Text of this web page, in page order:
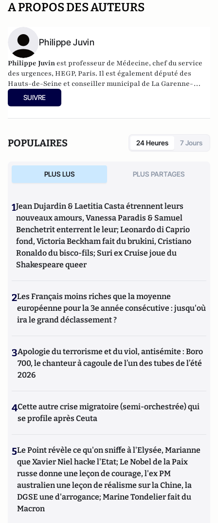
A PROPOS DES AUTEURS
Philippe Juvin
Philippe Juvin est professeur de Médecine, chef du service
des urgences, HEGP, Paris. Il est également député des
Hauts-de-Seine et conseiller municipal de La Garenne-
Colombes.
SUIVRE
POPULAIRES 24 Heures 7 Jours
PLUS LUS PLUS PARTAGES
1Jean Dujardin & Laetitia Casta étrennent leurs
nouveaux amours, Vanessa Paradis & Samuel
Benchetrit enterrent le leur; Leonardo di Caprio
fond, Victoria Beckham fait du brukini, Cristiano
Ronaldo du bisco-fils; Suri ex Cruise joue du
Shakespeare queer
2Les Français moins riches que la moyenne
européenne pour la 3e année consécutive : jusqu'où
ira le grand déclassement ?
3Apologie du terrorisme et du viol, antisémite : Boro
700, le chanteur à cagoule de l’un des tubes de l’été
2026
4Cette autre crise migratoire (semi-orchestrée) qui
se profile après Ceuta
5Le Point révèle ce qu'on sniffe à l'Elysée, Marianne
que Xavier Niel hacke l'Etat; Le Nobel de la Paix
russe donne une leçon de courage, l'ex PM
australien une leçon de réalisme sur la Chine, la
DGSE une d'arrogance; Marine Tondelier fait du
Macron